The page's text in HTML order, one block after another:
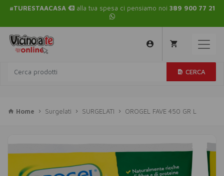
#TURESTAACASA alla tua spesa ci pensiamo noi 389 900 77 21
CERCA
Home Surgelati SURGELATI OROGEL FAVE 450 GR L